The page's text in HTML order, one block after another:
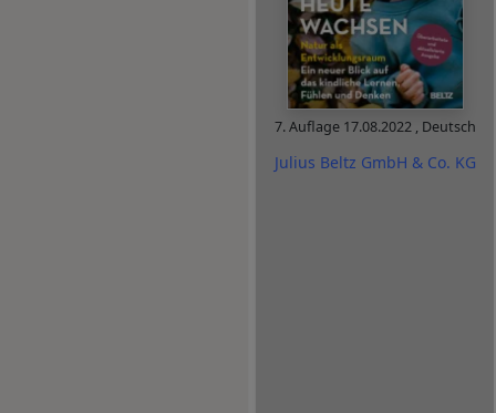
7. Auflage 17.08.2022 , Deutsch
Julius Beltz GmbH & Co. KG